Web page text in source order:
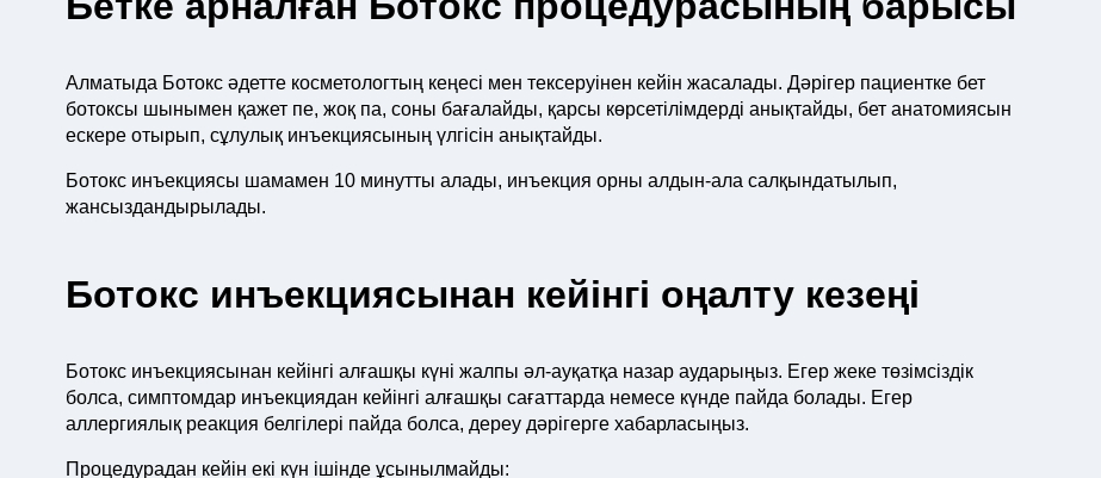
Алматыда Ботокс әдетте косметологтың кеңесі мен тексеруінен кейін жасалады. Дәрігер пациентке бет
ботоксы шынымен қажет пе, жоқ па, соны бағалайды, қарсы көрсетілімдерді анықтайды, бет анатомиясын
ескере отырып, сұлулық инъекциясының үлгісін анықтайды.
Ботокс инъекциясы шамамен 10 минутты алады, инъекция орны алдын-ала салқындатылып,
жансыздандырылады.
Ботокс инъекциясынан кейінгі оңалту кезеңі
Ботокс инъекциясынан кейінгі алғашқы күні жалпы әл-ауқатқа назар аударыңыз. Егер жеке төзімсіздік
болса, симптомдар инъекциядан кейінгі алғашқы сағаттарда немесе күнде пайда болады. Егер
аллергиялық реакция белгілері пайда болса, дереу дәрігерге хабарласыңыз.
Процедурадан кейін екі күн ішінде ұсынылмайды: